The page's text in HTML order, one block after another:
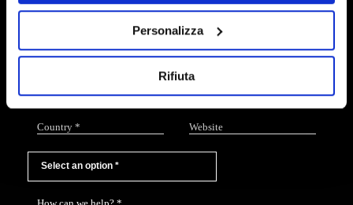
Personalizza
Rifiuta
+39 011 065 80 04info@biosfered.com